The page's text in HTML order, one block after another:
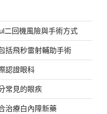
二回機風險與手術方式
括飛秒雷射輔助手術
認證眼科
常見的眼疾
治療白內障新藥